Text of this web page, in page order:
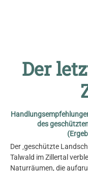
Der
des
Der ‚geschützte
Talwald im Zillertal
Naturräumen, die